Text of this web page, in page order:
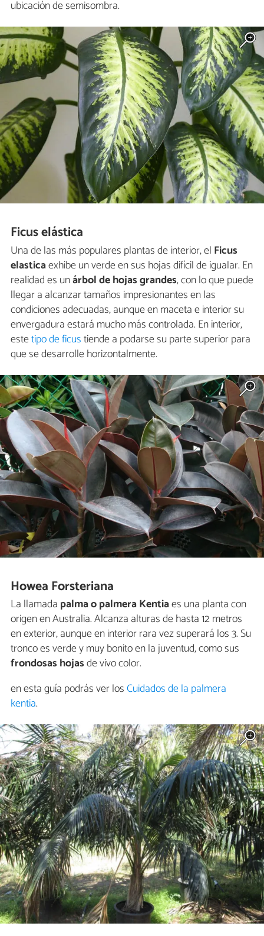
ubicación de semisombra.
Ficus elástica
Una de las más populares plantas de interior, el Ficus
elasticaexhibe un verde en sus hojas difícil de igualar. En
realidad es unárbol de hojas grandes, con lo que puede
llegar a alcanzar tamaños impresionantes en las
condiciones adecuadas, aunque en maceta e interior su
envergadura estará mucho más controlada. En interior,
estetipo de ficustiende a podarse su parte superior para
que se desarrolle horizontalmente.
Howea Forsteriana
La llamada palma o palmera Kentiaes una planta con
origen en Australia. Alcanza alturas de hasta 12 metros
en exterior, aunque en interior rara vez superará los 3. Su
tronco es verde y muy bonito en la juventud, como sus
frondosas hojasde vivo color.
en esta guía podrás ver losCuidados de la palmera
kentia.